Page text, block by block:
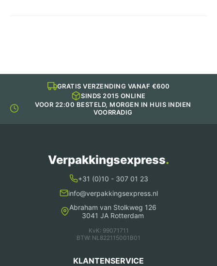
GRATIS VERZENDING VANAF €600
SINDS 2015 ONLINE
VOOR 22:00 BESTELD, MORGEN IN HUIS INDIEN
VOORRADIG
Verpakkingsexpress.
+31 (0)10 - 307 01 23
info@verpakkingsexpress.nl
Abraham van Stolkweg 126
3041 JA Rotterdam
KvK: 99071711
BTW: NL822115001B01
KLANTENSERVICE